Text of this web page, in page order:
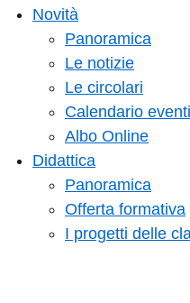
Novità
Panoramica
Le notizie
Le circolari
Calendario eventi
Albo Online
Didattica
Panoramica
Offerta formativa
I progetti delle